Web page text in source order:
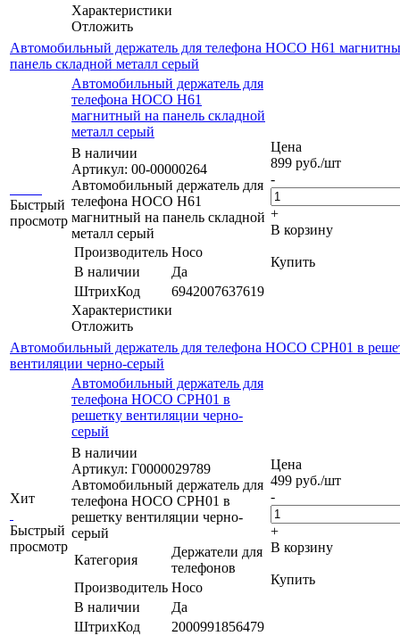
Характеристики
Отложить
Автомобильный держатель для телефона HOCO H61
панель складной металл серый
Быстрый
просмотр
Автомобильный держатель для
телефона HOCO H61
магнитный на панель складной
металл серый
В наличии
Артикул: 00-00000264
Автомобильный держатель для
телефона HOCO H61
магнитный на панель складной
металл серый
Производитель Hoco
В наличии
Да
ШтрихКод
6942007637619
Характеристики
Отложить
Цена
899 руб./шт
-
+
В корзину
Купить
Автомобильный держатель для телефона HOCO CPH01 в
вентиляции черно-серый
Хит
Быстрый
просмотр
Автомобильный держатель для
телефона HOCO CPH01 в
решетку вентиляции черно-
серый
В наличии
Артикул: Г0000029789
Автомобильный держатель для
телефона HOCO CPH01 в
решетку вентиляции черно-
серый
Категория
Держатели для
телефонов
Производитель Hoco
В наличии
Да
ШтрихКод
2000991856479
Цена
499 руб./шт
-
+
В корзину
Купить